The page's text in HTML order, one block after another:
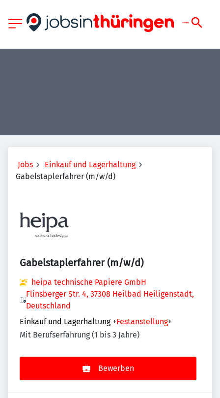
Jobs
Einkauf und Lagerhaltung
Gabelstaplerfahrer (m/w/d)
Gabelstaplerfahrer (m/w/d)
heipa technische Papiere GmbH
Flinsberger Str. 4, 37308 Heilbad Heiligenstadt,
Deutschland
Einkauf und Lagerhaltung +Festanstellung+
Mit Berufserfahrung (1 bis 3 Jahre)
Bewerben